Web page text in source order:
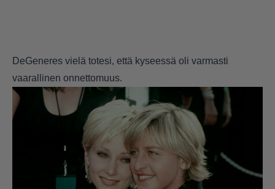
DeGeneres vielä totesi, että kyseessä oli varmasti
vaarallinen onnettomuus.